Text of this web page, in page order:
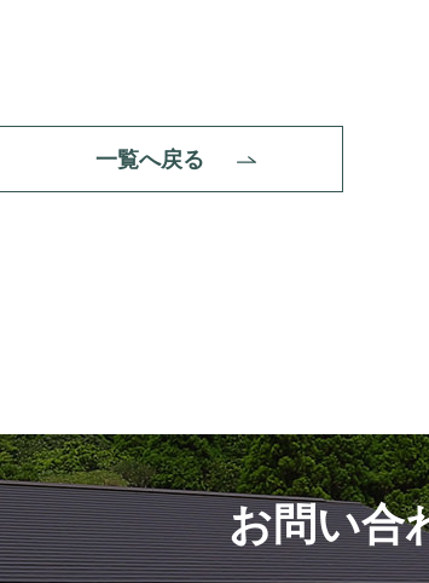
一覧へ戻る
お問い合